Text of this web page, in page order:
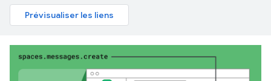
Prévisualiser les liens